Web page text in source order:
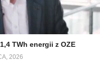
TWh energii z OZE
2026